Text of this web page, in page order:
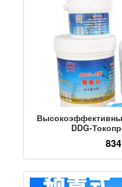
DDG-
смазка для